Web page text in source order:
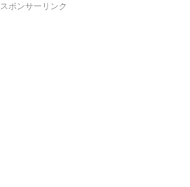
スポンサーリンク